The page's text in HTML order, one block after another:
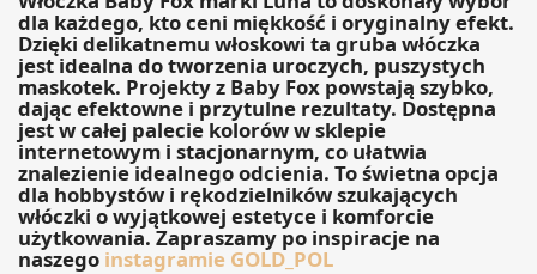
dla każdego, kto ceni miękkość i oryginalny efekt.
Dzięki delikatnemu włoskowi ta gruba włóczka
jest idealna do tworzenia uroczych, puszystych
maskotek. Projekty z Baby Fox powstają szybko,
dając efektowne i przytulne rezultaty. Dostępna
jest w całej palecie kolorów w sklepie
internetowym i stacjonarnym, co ułatwia
znalezienie idealnego odcienia. To świetna opcja
dla hobbystów i rękodzielników szukających
włóczki o wyjątkowej estetyce i komforcie
użytkowania. Zapraszamy po inspiracje na
naszego instagramie GOLD_POL